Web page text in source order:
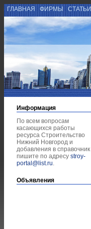
ГЛАВНАЯ ФИРМЫ СТАТЬИ
Информация
По всем вопросам
касающихся работы
ресурса Строительство
Нижний Новгород и
добавления в справочник
пишите по адресу stroy-
portal@list.ru.
Объявления